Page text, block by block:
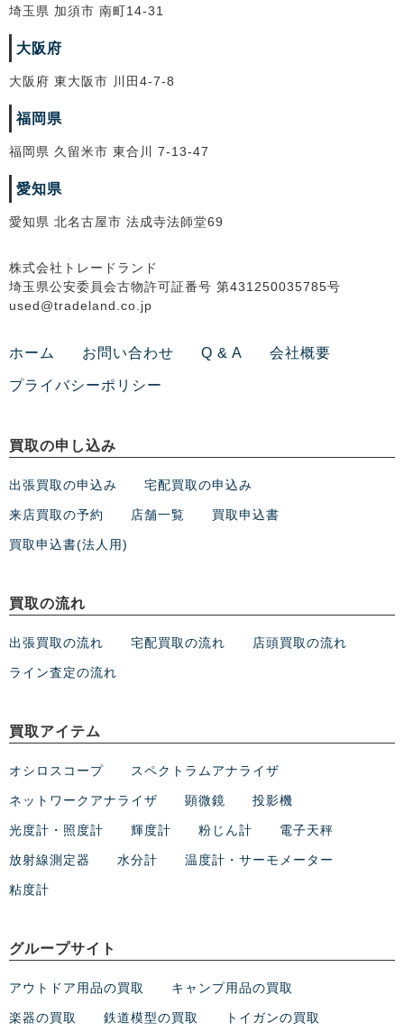
埼玉県 加須市 南町14-31
大阪府
大阪府 東大阪市 川田4-7-8
福岡県
福岡県 久留米市 東合川 7-13-47
愛知県
愛知県 北名古屋市 法成寺法師堂69
株式会社トレードランド
埼玉県公安委員会古物許可証番号 第431250035785号
used@tradeland.co.jp
ホーム お問い合わせ Q & A 会社概要
プライバシーポリシー
買取の申し込み
出張買取の申込み 宅配買取の申込み
来店買取の予約 店舗一覧 買取申込書
買取申込書(法人用)
買取の流れ
出張買取の流れ 宅配買取の流れ 店頭買取の流れ
ライン査定の流れ
買取アイテム
オシロスコープ スペクトラムアナライザ
ネットワークアナライザ 顕微鏡 投影機
光度計・照度計 輝度計 粉じん計 電子天秤
放射線測定器 水分計 温度計・サーモメーター
粘度計
グループサイト
アウトドア用品の買取 キャンプ用品の買取
楽器の買取 鉄道模型の買取 トイガンの買取